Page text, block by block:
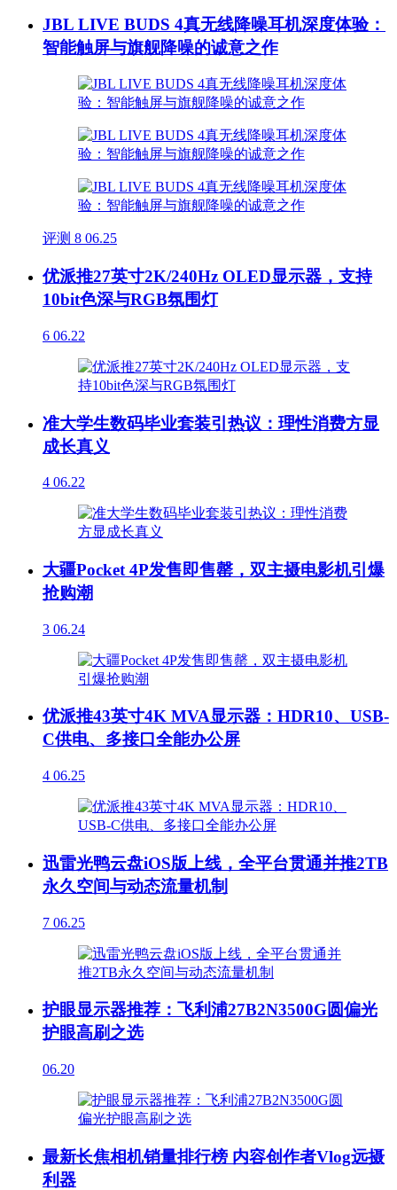
JBL LIVE BUDS 4真无线降噪耳机深度体验：
智能触屏与旗舰降噪的诚意之作
评测 8 06.25
优派推27英寸2K/240Hz OLED显示器，支持
10bit色深与RGB氛围灯
6 06.22
准大学生数码毕业套装引热议：理性消费方显
成长真义
4 06.22
大疆Pocket 4P发售即售罄，双主摄电影机引爆
抢购潮
3 06.24
优派推43英寸4K MVA显示器：HDR10、USB-
C供电、多接口全能办公屏
4 06.25
迅雷光鸭云盘iOS版上线，全平台贯通并推2TB
永久空间与动态流量机制
7 06.25
护眼显示器推荐：飞利浦27B2N3500G圆偏光
护眼高刷之选
06.20
最新长焦相机销量排行榜 内容创作者Vlog远摄
利器